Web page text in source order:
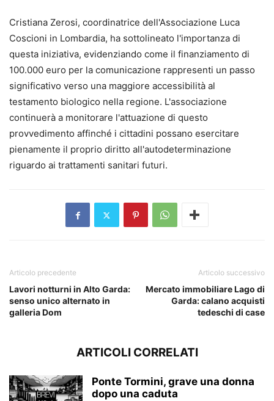
Cristiana Zerosi, coordinatrice dell'Associazione Luca
Coscioni in Lombardia, ha sottolineato l'importanza di
questa iniziativa, evidenziando come il finanziamento di
100.000 euro per la comunicazione rappresenti un passo
significativo verso una maggiore accessibilità al
testamento biologico nella regione. L'associazione
continuerà a monitorare l'attuazione di questo
provvedimento affinché i cittadini possano esercitare
pienamente il proprio diritto all'autodeterminazione
riguardo ai trattamenti sanitari futuri.
Articolo precedente
Lavori notturni in Alto Garda:
senso unico alternato in
galleria Dom
Articolo successivo
Mercato immobiliare Lago di
Garda: calano acquisti
tedeschi di case
ARTICOLI CORRELATI
Ponte Tormini, grave una donna
dopo una caduta